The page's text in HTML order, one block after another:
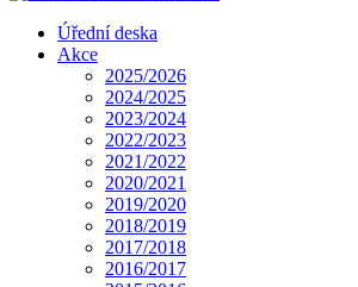
Úřední deska
Akce
2025/2026
2024/2025
2023/2024
2022/2023
2021/2022
2020/2021
2019/2020
2018/2019
2017/2018
2016/2017